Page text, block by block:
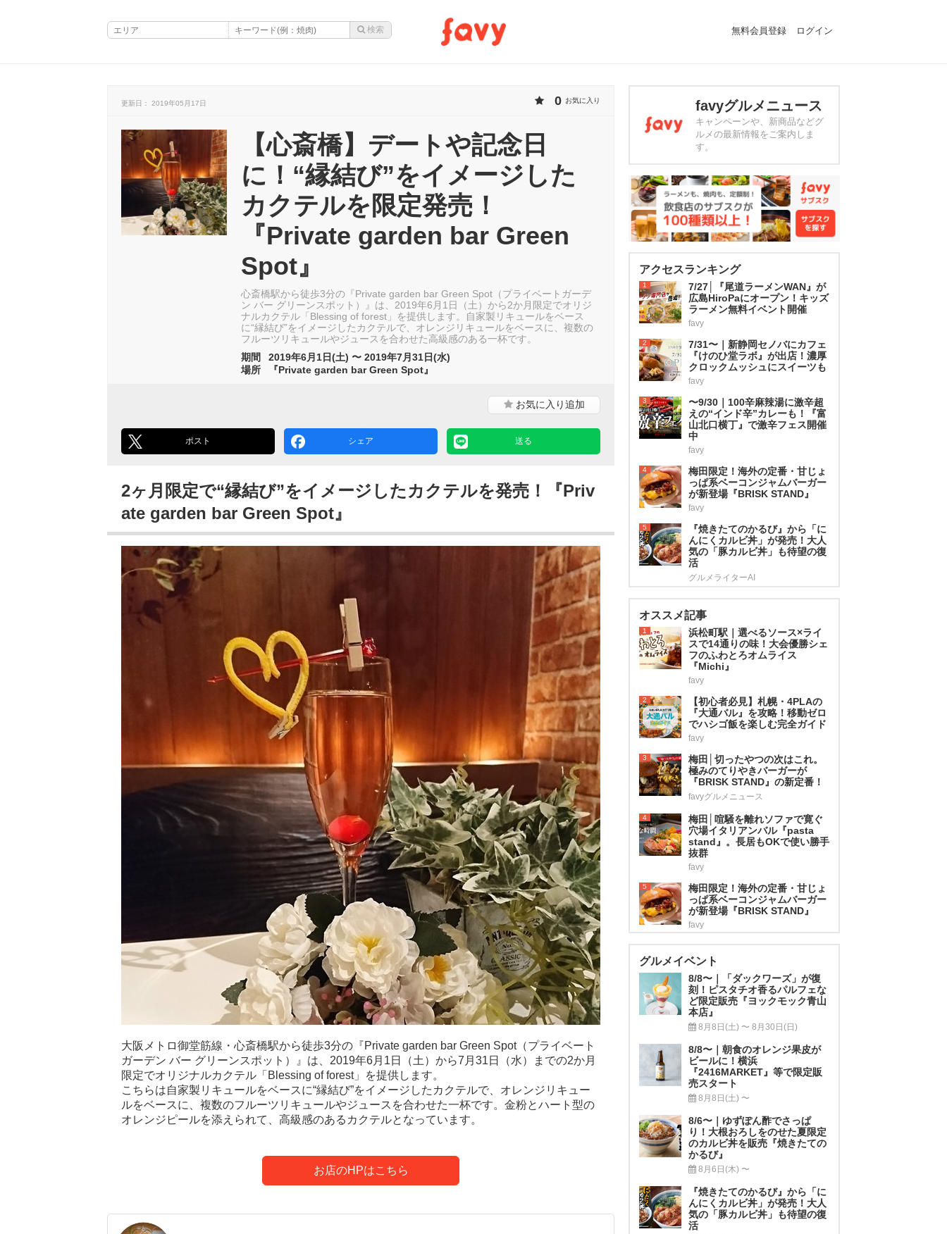
無料会員登録 ログイン
更新日： 2019年05月17日 0 お気に入り
【心斎橋】デートや記念日
に！“縁結び”をイメージした
カクテルを限定発売！
『Private garden bar Green
Spot』
心斎橋駅から徒歩3分の『Private garden bar Green Spot（プライベートガーデ
ン バー グリーンスポット）』は、2019年6月1日（土）から2か月限定でオリジ
ナルカクテル「Blessing of forest」を提供します。自家製リキュールをベース
に“縁結び”をイメージしたカクテルで、オレンジリキュールをベースに、複数の
フルーツリキュールやジュースを合わせた高級感のある一杯です。
期間
2019年6月1日(土) 〜 2019年7月31日(水)
場所
『Private garden bar Green Spot』
お気に入り追加
ポスト シェア 送る
2ヶ月限定で“縁結び”をイメージしたカクテルを発売！『Priv
ate garden bar Green Spot』
大阪メトロ御堂筋線・心斎橋駅から徒歩3分の『Private garden bar Green Spot（プライベート
ガーデン バー グリーンスポット）』は、2019年6月1日（土）から7月31日（水）までの2か月
限定でオリジナルカクテル「Blessing of forest」を提供します。
こちらは自家製リキュールをベースに“縁結び”をイメージしたカクテルで、オレンジリキュー
ルをベースに、複数のフルーツリキュールやジュースを合わせた一杯です。金粉とハート型の
オレンジピールを添えられて、高級感のあるカクテルとなっています。
お店のHPはこちら
favyグルメニュース
キャンペーンや、新商品などグ
ルメの最新情報をご案内しま
す。
アクセスランキング
1
7/27│『尾道ラーメンWAN』が
広島HiroPaにオープン！キッズ
ラーメン無料イベント開催
favy
2
7/31〜｜新静岡セノバにカフェ
『けのひ堂ラボ』が出店！濃厚
クロックムッシュにスイーツも
favy
3
〜9/30｜100辛麻辣湯に激辛超
えの“インド辛”カレーも！『富
山北口横丁』で激辛フェス開催
中
favy
4
梅田限定！海外の定番・甘じょ
っぱ系ベーコンジャムバーガー
が新登場『BRISK STAND』
favy
5
『焼きたてのかるび』から「に
んにくカルビ丼」が発売！大人
気の「豚カルビ丼」も待望の復
活
グルメライターAI
オススメ記事
1
浜松町駅｜選べるソース×ライ
スで14通りの味！大会優勝シェ
フのふわとろオムライス
『Michi』
favy
2
【初心者必見】札幌・4PLAの
『大通バル』を攻略！移動ゼロ
でハシゴ飯を楽しむ完全ガイド
favy
3
梅田│切ったやつの次はこれ。
極みのてりやきバーガーが
『BRISK STAND』の新定番！
favyグルメニュース
4
梅田│喧騒を離れソファで寛ぐ
穴場イタリアンバル『pasta
stand』。長居もOKで使い勝手
抜群
favy
5
梅田限定！海外の定番・甘じょ
っぱ系ベーコンジャムバーガー
が新登場『BRISK STAND』
favy
グルメイベント
8/8〜｜「ダックワーズ」が復
刻！ピスタチオ香るパルフェな
ど限定販売『ヨックモック青山
本店』
8月8日(土) 〜 8月30日(日)
8/8〜｜朝食のオレンジ果皮が
ビールに！横浜
『2416MARKET』等で限定販
売スタート
8月8日(土) 〜
8/6〜｜ゆずぽん酢でさっぱ
り！大根おろしをのせた夏限定
のカルビ丼を販売『焼きたての
かるび』
8月6日(木) 〜
『焼きたてのかるび』から「に
んにくカルビ丼」が発売！大人
気の「豚カルビ丼」も待望の復
活